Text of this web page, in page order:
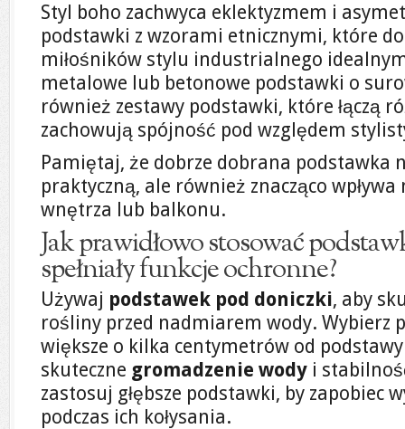
Styl boho zachwyca eklektyzmem i
podstawki z wzorami etnicznymi, które
miłośników stylu industrialnego
metalowe lub betonowe podstawki o
również zestawy podstawki, które łączą
zachowują spójność pod względem
Pamiętaj, że dobrze dobrana podstawka
praktyczną, ale również znacząco
wnętrza lub balkonu.
Jak prawidłowo stosować
spełniały funkcje ochronne?
Używaj podstawek pod doniczki, aby
rośliny przed nadmiarem wody. Wybierz
większe o kilka centymetrów od
skuteczne gromadzenie wody i
zastosuj głębsze podstawki, by zapobiec
podczas ich kołysania.